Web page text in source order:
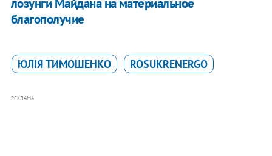
благополучие
ЮЛІЯ ТИМОШЕНКО ROSUKRENERGO
РЕКЛАМА